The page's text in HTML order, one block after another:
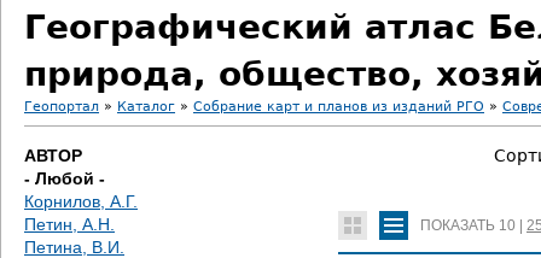
Географический атлас
природа, общество,
В
ы
з
Геопортал » Каталог » Собрание карт и планов из изданий РГО »
АВТОР
- Любой -
Корнилов, А.Г.
Петин, А.Н.
Петина, В.И.
ПОКАЗАТЬ 10